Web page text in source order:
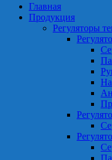
Главная
Продукция
Регуляторы